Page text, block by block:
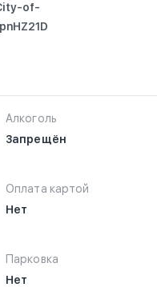
of-
Алкоголь
Запрещён
Оплата картой
Нет
Парковка
Нет